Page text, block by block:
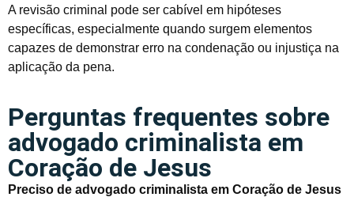
A revisão criminal pode ser cabível em hipóteses
específicas, especialmente quando surgem elementos
capazes de demonstrar erro na condenação ou injustiça na
aplicação da pena.
Perguntas frequentes sobre
advogado criminalista em
Coração de Jesus
Preciso de advogado criminalista em Coração de Jesus